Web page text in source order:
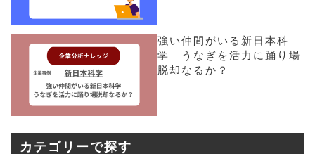
強い仲間がいる新日本科
学 うなぎを活力に踊り場
脱却なるか？
カテゴリーで探す